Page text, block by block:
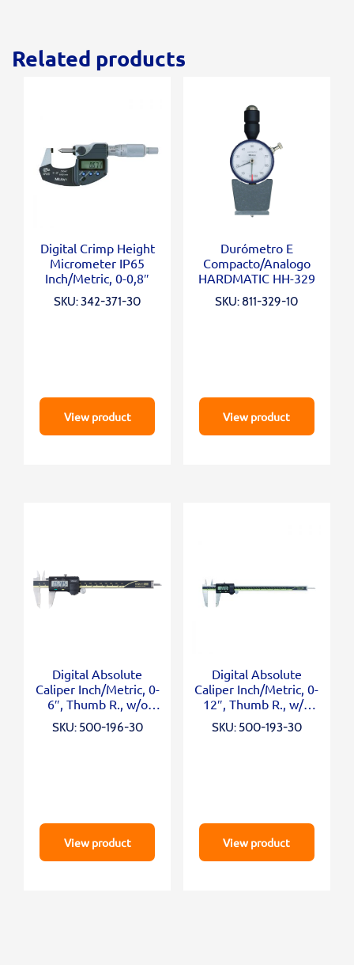
Related products
Digital Crimp Height
Micrometer IP65
Inch/Metric, 0-0,8″
SKU: 342-371-30
View product
Durómetro E
Compacto/Analogo
HARDMATIC HH-329
SKU: 811-329-10
View product
Digital Absolute
Caliper Inch/Metric, 0-
6″, Thumb R., w/o
SKU: 500-196-30
View product
Digital Absolute
Caliper Inch/Metric, 0-
12″, Thumb R., w/o
SKU: 500-193-30
View product